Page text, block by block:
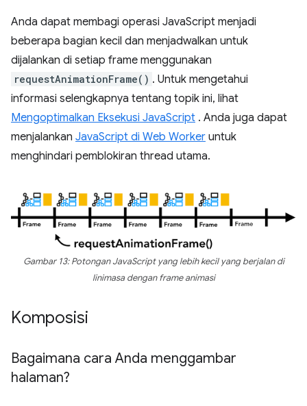
Anda dapat membagi operasi JavaScript menjadi
beberapa bagian kecil dan menjadwalkan untuk
dijalankan di setiap frame menggunakan
requestAnimationFrame() . Untuk mengetahui
informasi selengkapnya tentang topik ini, lihat
Mengoptimalkan Eksekusi JavaScript . Anda juga dapat
menjalankan JavaScript di Web Worker untuk
menghindari pemblokiran thread utama.
Gambar 13: Potongan JavaScript yang lebih kecil yang berjalan di
linimasa dengan frame animasi
Komposisi
Bagaimana cara Anda menggambar
halaman?